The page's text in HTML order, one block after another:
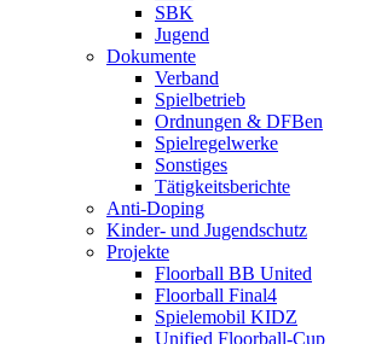
SBK
Jugend
Dokumente
Verband
Spielbetrieb
Ordnungen & DFBen
Spielregelwerke
Sonstiges
Tätigkeitsberichte
Anti-Doping
Kinder- und Jugendschutz
Projekte
Floorball BB United
Floorball Final4
Spielemobil KIDZ
Unified Floorball-Cup